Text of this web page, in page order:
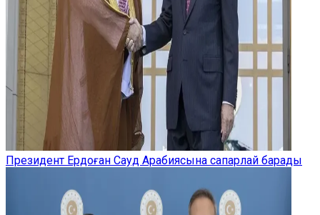
Президент Ердоған Сауд Арабиясына сапарлай барады